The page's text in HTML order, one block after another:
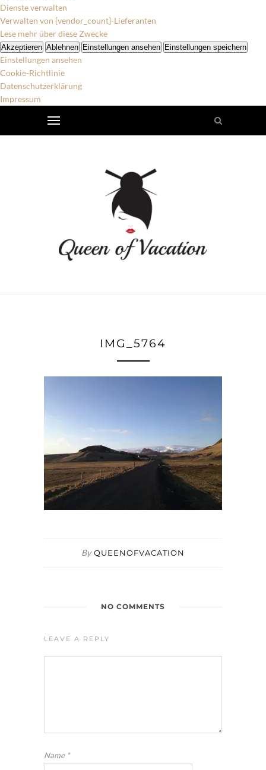
Dienste verwalten
Verwalten von {vendor_count}-Lieferanten
Lese mehr über diese Zwecke
Akzeptieren Ablehnen Einstellungen ansehen Einstellungen speichern
Einstellungen ansehen
Cookie-Richtlinie
Datenschutzerklärung
Impressum
IMG_5764
By QUEENOFVACATION
NO COMMENTS
LEAVE A REPLY
Name *